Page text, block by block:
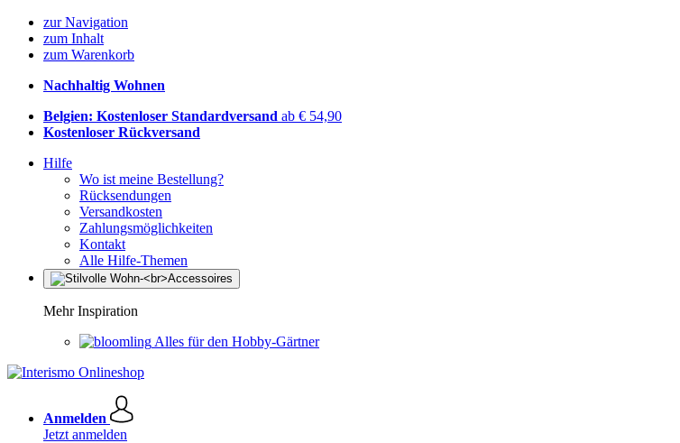
zur Navigation
zum Inhalt
zum Warenkorb
Nachhaltig Wohnen
Belgien: Kostenloser Standardversand ab € 54,90
Kostenloser Rückversand
Hilfe
Wo ist meine Bestellung?
Rücksendungen
Versandkosten
Zahlungsmöglichkeiten
Kontakt
Alle Hilfe-Themen
Mehr Inspiration
Alles für den Hobby-Gärtner
Anmelden
Jetzt anmelden